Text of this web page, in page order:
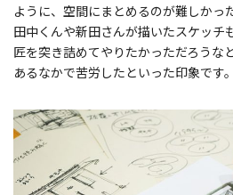
ように、空間にまとめるのが難しかっ
田中くんや新田さんが描いたスケッチ
匠を突き詰めてやりたかっただろうな
あるなかで苦労したといった印象です。